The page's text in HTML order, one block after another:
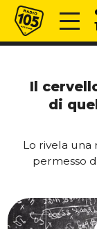
Vai al contenuto
Radio 105
Il
di
Lo rivela una
permesso